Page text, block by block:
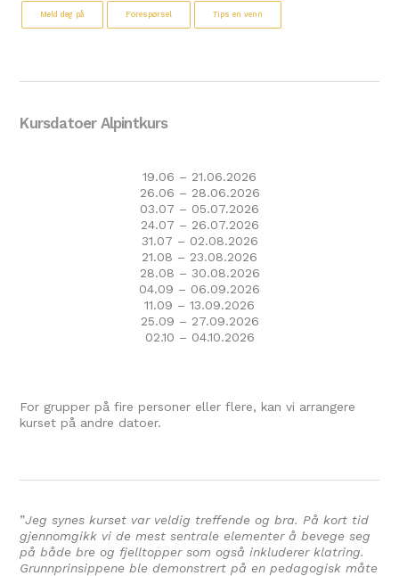
Meld deg på Forespørsel Tips en venn
Kursdatoer Alpintkurs
19.06 – 21.06.2026
26.06 – 28.06.2026
03.07 – 05.07.2026
24.07 – 26.07.2026
31.07 – 02.08.2026
21.08 – 23.08.2026
28.08 – 30.08.2026
04.09 – 06.09.2026
11.09 – 13.09.2026
25.09 – 27.09.2026
02.10 – 04.10.2026
For grupper på fire personer eller flere, kan vi arrangere
kurset på andre datoer.
”Jeg synes kurset var veldig treffende og bra. På kort tid
gjennomgikk vi de mest sentrale elementer å bevege seg
på både bre og fjelltopper som også inkluderer klatring.
Grunnprinsippene ble demonstrert på en pedagogisk måte